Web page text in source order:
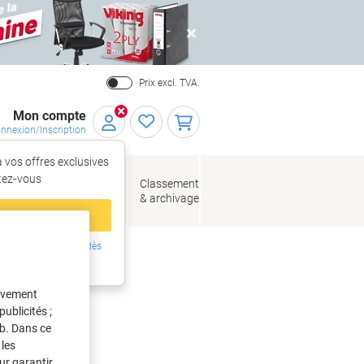
Close
Prix excl. TVA.
Mon compte
Inscription
vos offres exclusives
compte
Inscrivez-vous dès
de bureau
Classement
& archivage
;
Dans ce